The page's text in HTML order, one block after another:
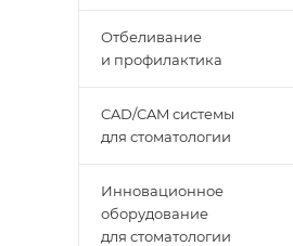
Отбеливание
и профилактика
CAD/CAM системы
для стоматологии
Инновационное
оборудование
для стоматологии